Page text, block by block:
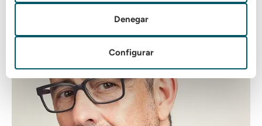
Manuel San Martín
Idiomas:Castellano: Nativo
Gallego: Nativo
Configurar
Denegar